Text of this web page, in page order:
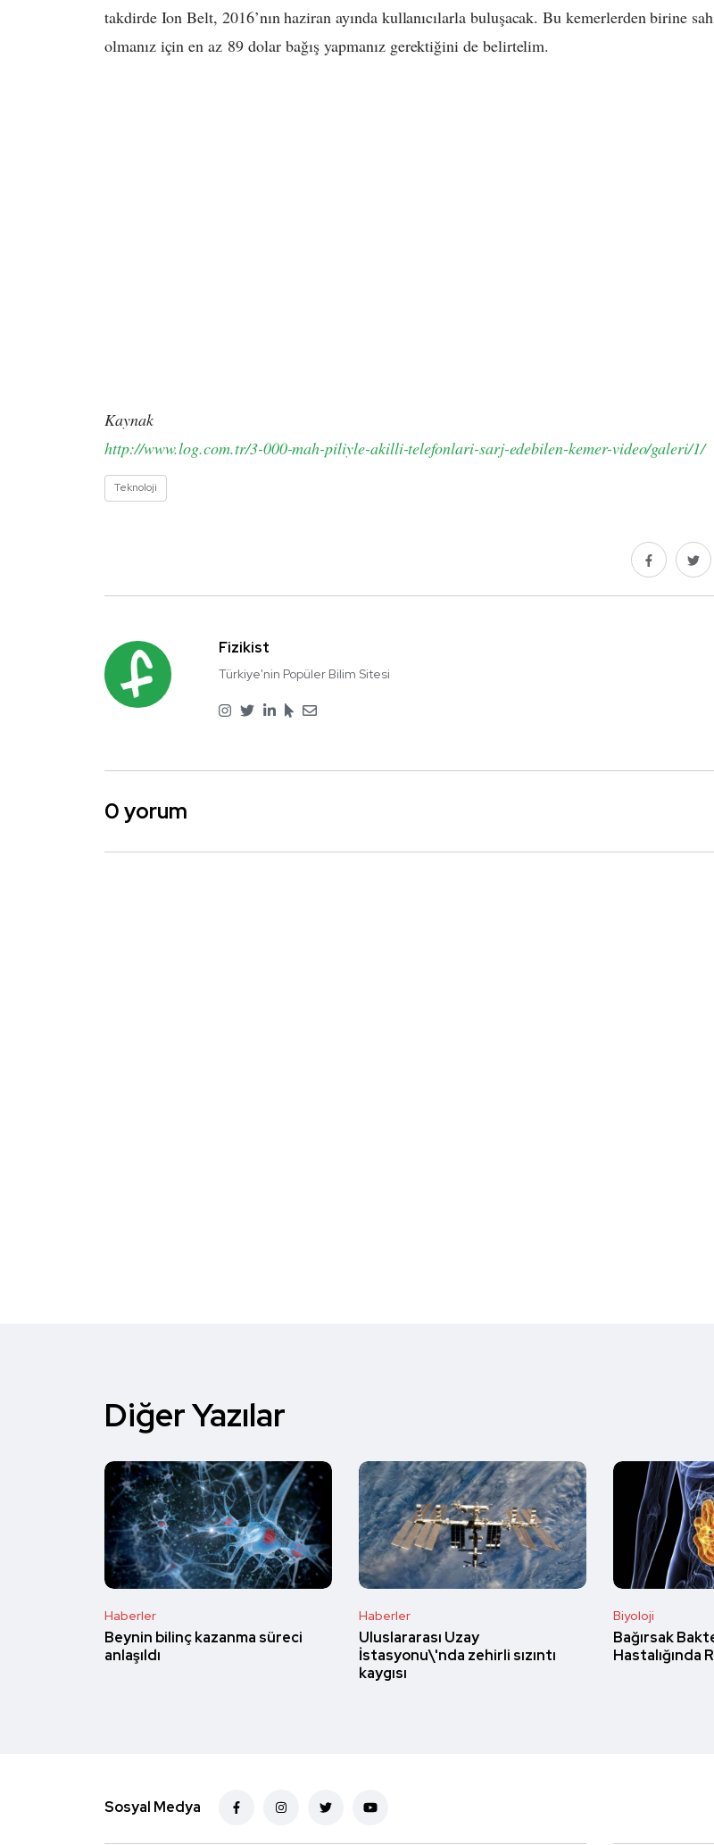
takdirde Ion Belt, 2016’nın haziran ayında kullanıcılarla buluşacak. Bu kemerlerden birine
olmanız için en az 89 dolar bağış yapmanız gerektiğini de belirtelim.
Kaynak
http://www.log.com.tr/3-000-mah-piliyle-akilli-telefonlari-sarj-edebilen-kemer-video/galeri/1/
Teknoloji
Fizikist
Türkiye'nin Popüler Bilim Sitesi
0 yorum
Diğer Yazılar
Haberler
Beynin bilinç kazanma süreci
anlaşıldı
Haberler
Uluslararası Uzay
İstasyonu\'nda zehirli sızıntı
kaygısı
Biyoloji
Bağırsak
Hastalığında
Sosyal Medya